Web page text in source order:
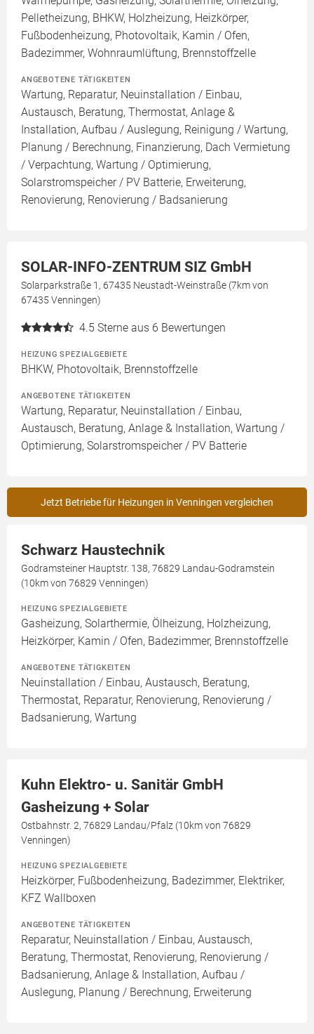
Pelletheizung, BHKW, Holzheizung, Heizkörper,
Fußbodenheizung, Photovoltaik, Kamin / Ofen,
Badezimmer, Wohnraumlüftung, Brennstoffzelle
ANGEBOTENE TÄTIGKEITEN
Wartung, Reparatur, Neuinstallation / Einbau,
Austausch, Beratung, Thermostat, Anlage &
Installation, Aufbau / Auslegung, Reinigung / Wartung,
Planung / Berechnung, Finanzierung, Dach Vermietung
/ Verpachtung, Wartung / Optimierung,
Solarstromspeicher / PV Batterie, Erweiterung,
Renovierung, Renovierung / Badsanierung
SOLAR-INFO-ZENTRUM SIZ GmbH
Solarparkstraße 1, 67435 Neustadt-Weinstraße (7km von
67435 Venningen)
4.5 Sterne aus 6 Bewertungen
HEIZUNG SPEZIALGEBIETE
BHKW, Photovoltaik, Brennstoffzelle
ANGEBOTENE TÄTIGKEITEN
Wartung, Reparatur, Neuinstallation / Einbau,
Austausch, Beratung, Anlage & Installation, Wartung /
Optimierung, Solarstromspeicher / PV Batterie
Jetzt Betriebe für Heizungen in Venningen vergleichen
Schwarz Haustechnik
Godramsteiner Hauptstr. 138, 76829 Landau-Godramstein
(10km von 76829 Venningen)
HEIZUNG SPEZIALGEBIETE
Gasheizung, Solarthermie, Ölheizung, Holzheizung,
Heizkörper, Kamin / Ofen, Badezimmer, Brennstoffzelle
ANGEBOTENE TÄTIGKEITEN
Neuinstallation / Einbau, Austausch, Beratung,
Thermostat, Reparatur, Renovierung, Renovierung /
Badsanierung, Wartung
Kuhn Elektro- u. Sanitär GmbH
Gasheizung + Solar
Ostbahnstr. 2, 76829 Landau/Pfalz (10km von 76829
Venningen)
HEIZUNG SPEZIALGEBIETE
Heizkörper, Fußbodenheizung, Badezimmer, Elektriker,
KFZ Wallboxen
ANGEBOTENE TÄTIGKEITEN
Reparatur, Neuinstallation / Einbau, Austausch,
Beratung, Thermostat, Renovierung, Renovierung /
Badsanierung, Anlage & Installation, Aufbau /
Auslegung, Planung / Berechnung, Erweiterung